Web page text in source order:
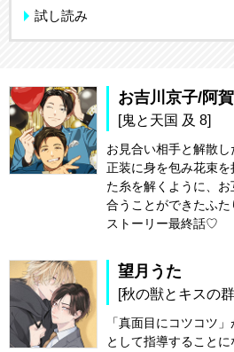
試し読み
お吉川京子/阿
[鬼と天国 及 8]
お見合い相手と解散し
正装に身を包み花束
た糸を解くように、
合うことができたふ
ストーリー最終話♡
望月うた
[秋の獣とキスの
「真面目にコツコツ
として指導すること